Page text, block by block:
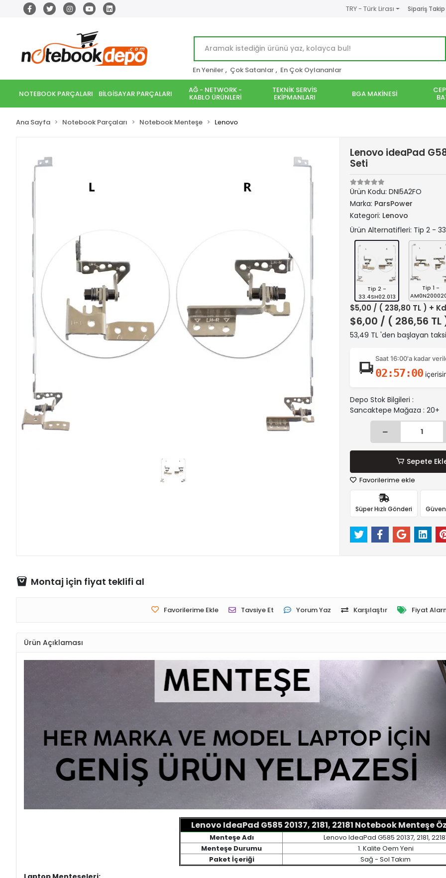
TRY - Türk Lirası Sipariş Takip
En Yeniler , Çok Satanlar , En Çok Oylananlar
NOTEBOOK PARÇALARI BİLGİSAYAR PARÇALARI AĞ - NETWORK -
KABLO ÜRÜNLERİ
TEKNİK SERVİS
EKİPMANLARI BGA MAKİNESİ
Ana Sayfa Notebook Parçaları Notebook Menteşe Lenovo
Lenovo ideaPad
Seti
Ürün Kodu: DNI5A2FO
Marka: ParsPower
Kategori: Lenovo
Ürün Alternatifleri: Tip 2 -
Tip 2 -
33.4SH02.013
Tip 1 -
$5,00 / ( 238,80 TL ) +
$6,00 / ( 286,56 TL
53,49 TL 'den başlayan
Saat 16:00'a kadar
02:56:59
Depo Stok Bilgileri :
Sancaktepe Mağaza : 20+
Sepete
Favorilerime ekle
Süper Hızlı Gönderi
Montaj için fiyat teklifi al
Favorilerime Ekle Tavsiye Et Yorum Yaz Karşılaştır Fiyat
Ürün Açıklaması
Lenovo IdeaPad G585 20137, 2181, 22181 Notebook Menteşe
Menteşe Adı
Lenovo IdeaPad G585 20137, 2181,
Menteşe Durumu
1. Kalite Oem Yeni
Paket İçeriği
Sağ - Sol Takım